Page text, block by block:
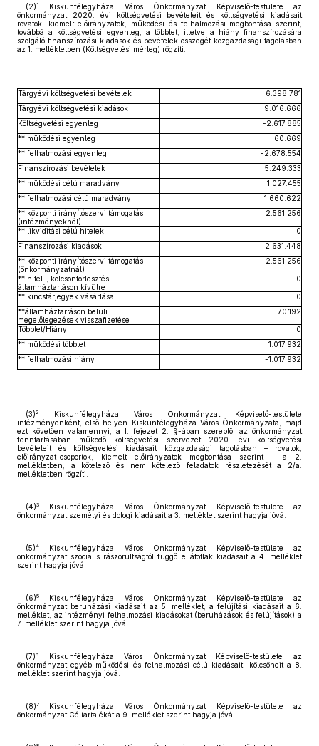
(2) 1
Kiskunfélegyháza Város Önkormányzat Képviselő-testülete az
önkormányzat 2020. évi költségvetési bevételeit és költségvetési kiadásait
rovatok, kiemelt előirányzatok, működési és felhalmozási megbontása szerint,
továbbá a költségvetési egyenleg, a többlet, illetve a hiány finanszírozására
szolgáló finanszírozási kiadások és bevételek összegét közgazdasági tagolásban
az 1. mellékletben (Költségvetési mérleg) rögzíti.
Tárgyévi költségvetési bevételek
6.398.781
Tárgyévi költségvetési kiadások
9.016.666
Költségvetési egyenleg
-2.617.885
** működési egyenleg
60.669
** felhalmozási egyenleg
-2.678.554
Finanszírozási bevételek
5.249.333
** működési célú maradvány
1.027.455
** felhalmozási célú maradvány
1.660.622
** központi irányítószervi támogatás
(intézményeknél)
2.561.256
** likviditási célú hitelek
0
Finanszírozási kiadások
2.631.448
** központi irányítószervi támogatás
(önkormányzatnál)
2.561.256
** hitel-, kölcsöntörlesztés
államháztartáson kívülre
0
** kincstárjegyek vásárlása
0
**államháztartáson belüli
megelőlegezések visszafizetése
70.192
Többlet/Hiány
0
** működési többlet
1.017.932
** felhalmozási hiány
-1.017.932
(3)2
Kiskunfélegyháza Város Önkormányzat Képviselő-testülete
intézményenként, első helyen Kiskunfélegyháza Város Önkormányzata, majd
ezt követően valamennyi, a I. fejezet 2. §-ában szereplő, az önkormányzat
fenntartásában működő költségvetési szervezet 2020. évi költségvetési
bevételeit és költségvetési kiadásait közgazdasági tagolásban – rovatok,
előirányzat-csoportok, kiemelt előirányzatok megbontása szerint - a 2.
mellékletben, a kötelező és nem kötelező feladatok részletezését a 2/a.
mellékletben rögzíti.
(4)3
Kiskunfélegyháza Város Önkormányzat Képviselő-testülete az
önkormányzat személyi és dologi kiadásait a 3. melléklet szerint hagyja jóvá.
(5)4
Kiskunfélegyháza Város Önkormányzat Képviselő-testülete az
önkormányzat szociális rászorultságtól függő ellátottak kiadásait a 4. melléklet
szerint hagyja jóvá.
(6)5
Kiskunfélegyháza Város Önkormányzat Képviselő-testülete az
önkormányzat beruházási kiadásait az 5. melléklet, a felújítási kiadásait a 6.
melléklet, az intézményi felhalmozási kiadásokat (beruházások és felújítások) a
7. melléklet szerint hagyja jóvá.
(7)6
Kiskunfélegyháza Város Önkormányzat Képviselő-testülete az
önkormányzat egyéb működési és felhalmozási célú kiadásait, kölcsöneit a 8.
melléklet szerint hagyja jóvá.
(8)7
Kiskunfélegyháza Város Önkormányzat Képviselő-testülete az
önkormányzat Céltartalékát a 9. melléklet szerint hagyja jóvá.